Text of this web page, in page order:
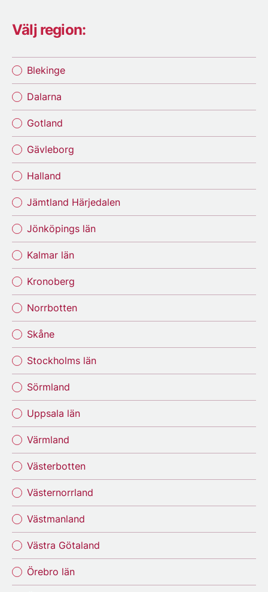
Välj region:
Blekinge
Dalarna
Gotland
Gävleborg
Halland
Jämtland Härjedalen
Jönköpings län
Kalmar län
Kronoberg
Norrbotten
Skåne
Stockholms län
Sörmland
Uppsala län
Värmland
Västerbotten
Västernorrland
Västmanland
Västra Götaland
Örebro län